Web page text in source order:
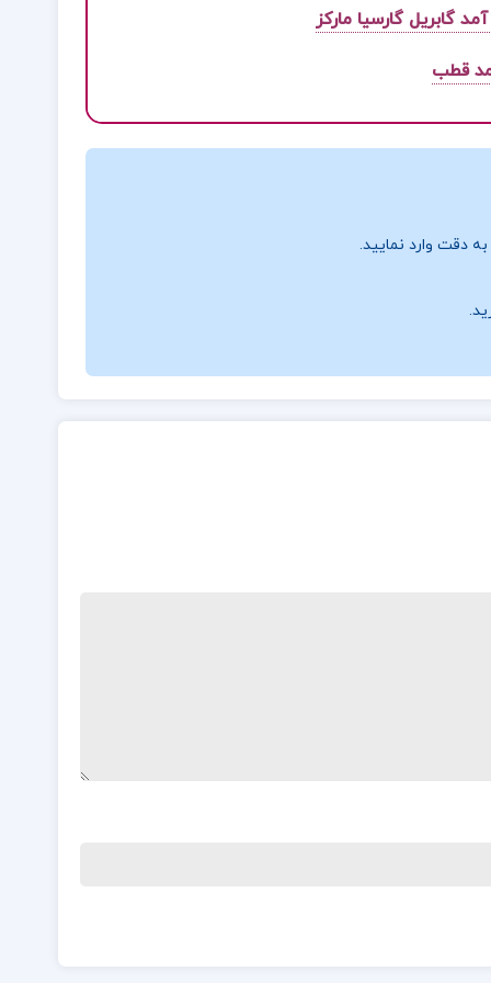
قطب
دقت وارد نمایید.